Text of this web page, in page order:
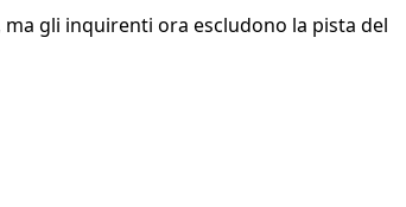
gli inquirenti ora escludono la pista del